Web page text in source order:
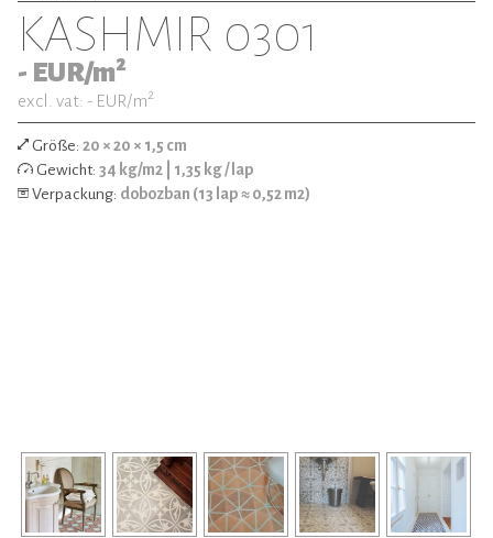
KASHMIR 0301
- EUR/m2
excl. vat: - EUR/m2
Größe: 20 × 20 × 1,5 cm
Gewicht: 34 kg/m2 | 1,35 kg / lap
Verpackung: dobozban (13 lap ≈ 0,52 m2)